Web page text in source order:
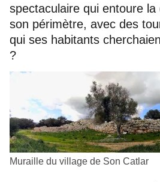
spectaculaire qui entoure
son périmètre, avec des
qui ses habitants
?
Muraille du village de Son Catlar